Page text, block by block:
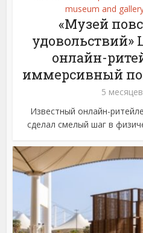
museum and
«Музей
удовольствий»
онлайн-
иммерсивный
5
Известный онлайн-
сделал смелый шаг в